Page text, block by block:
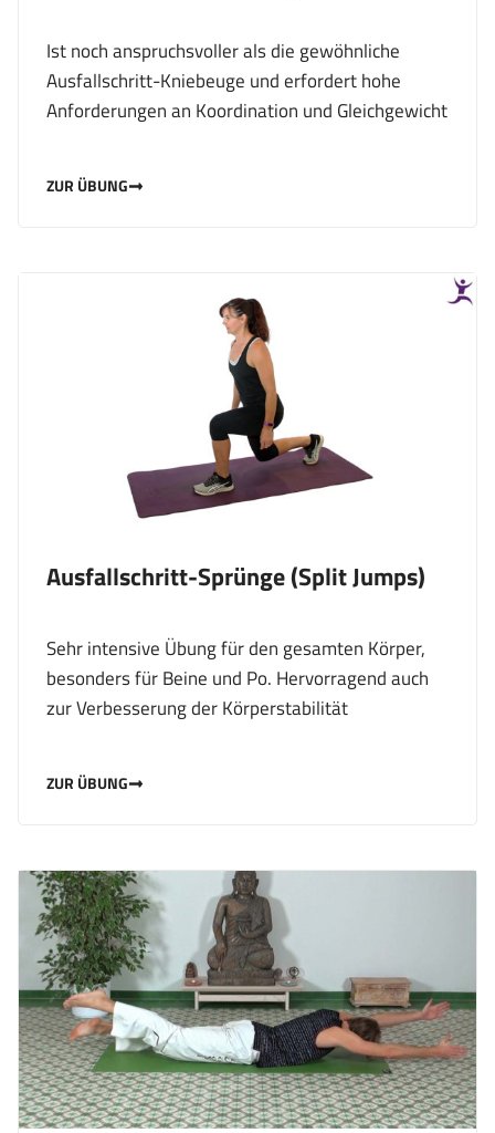
Ist noch anspruchsvoller als die gewöhnliche
Ausfallschritt-Kniebeuge und erfordert hohe
Anforderungen an Koordination und Gleichgewicht
ZUR ÜBUNG
Ausfallschritt-Sprünge (Split Jumps)
Sehr intensive Übung für den gesamten Körper,
besonders für Beine und Po. Hervorragend auch
zur Verbesserung der Körperstabilität
ZUR ÜBUNG